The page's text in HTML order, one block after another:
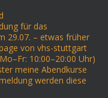
für das
29.07. – etwas früher
von vhs-stuttgart
10:00–20:00 Uhr)
meine Abendkurse
werden diese